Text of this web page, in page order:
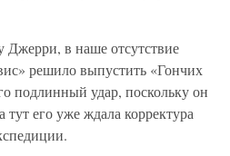
Джерри, в наше отсутствие
решило выпустить «Гончих
подлинный удар, поскольку он
его уже ждала корректура